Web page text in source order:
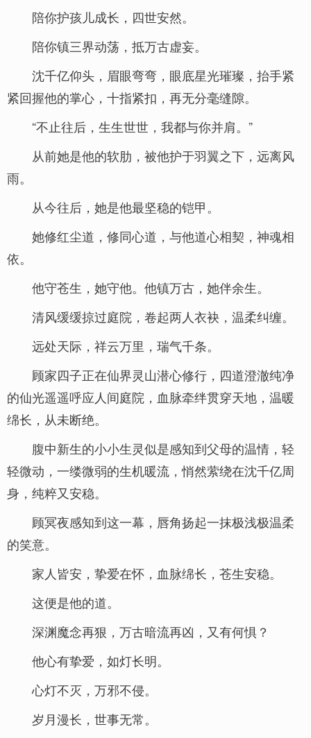
陪你护孩儿成长，四世安然。
陪你镇三界动荡，抵万古虚妄。
沈千亿仰头，眉眼弯弯，眼底星光璀璨，抬手紧
紧回握他的掌心，十指紧扣，再无分毫缝隙。
“不止往后，生生世世，我都与你并肩。”
从前她是他的软肋，被他护于羽翼之下，远离风
雨。
从今往后，她是他最坚稳的铠甲。
她修红尘道，修同心道，与他道心相契，神魂相
依。
他守苍生，她守他。他镇万古，她伴余生。
清风缓缓掠过庭院，卷起两人衣袂，温柔纠缠。
远处天际，祥云万里，瑞气千条。
顾家四子正在仙界灵山潜心修行，四道澄澈纯净
的仙光遥遥呼应人间庭院，血脉牵绊贯穿天地，温暖
绵长，从未断绝。
腹中新生的小小生灵似是感知到父母的温情，轻
轻微动，一缕微弱的生机暖流，悄然萦绕在沈千亿周
身，纯粹又安稳。
顾冥夜感知到这一幕，唇角扬起一抹极浅极温柔
的笑意。
家人皆安，挚爱在怀，血脉绵长，苍生安稳。
这便是他的道。
深渊魔念再狠，万古暗流再凶，又有何惧？
他心有挚爱，如灯长明。
心灯不灭，万邪不侵。
岁月漫长，世事无常。